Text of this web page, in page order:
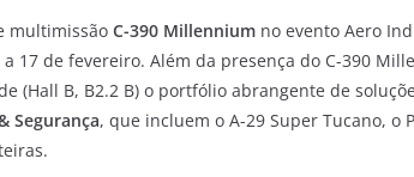
multimissão C-390 Millennium no evento Aero
17 de fevereiro. Além da presença do C-390
(Hall B, B2.2 B) o portfólio abrangente de
Segurança, que incluem o A-29 Super Tucano, o